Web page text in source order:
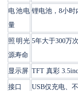
电池电
量
锂电池，8小时
照明光
源寿命
5年大于300万
显示屏 TFT 真彩
接口 USB仅充电、